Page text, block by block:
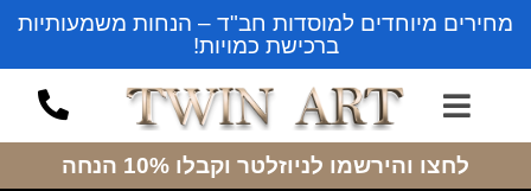
מחירים מיוחדים למוסדות חב"ד – הנחות משמעותיות
ברכישת כמויות!
לחצו והירשמו לניוזלטר וקבלו 10% הנחה